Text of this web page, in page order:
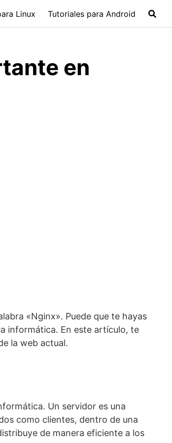
Linux Tutoriales para Android
en
«Nginx». Puede que te hayas
informática. En este artículo, te
la web actual.
Un servidor es una
como clientes, dentro de una
de manera eficiente a los